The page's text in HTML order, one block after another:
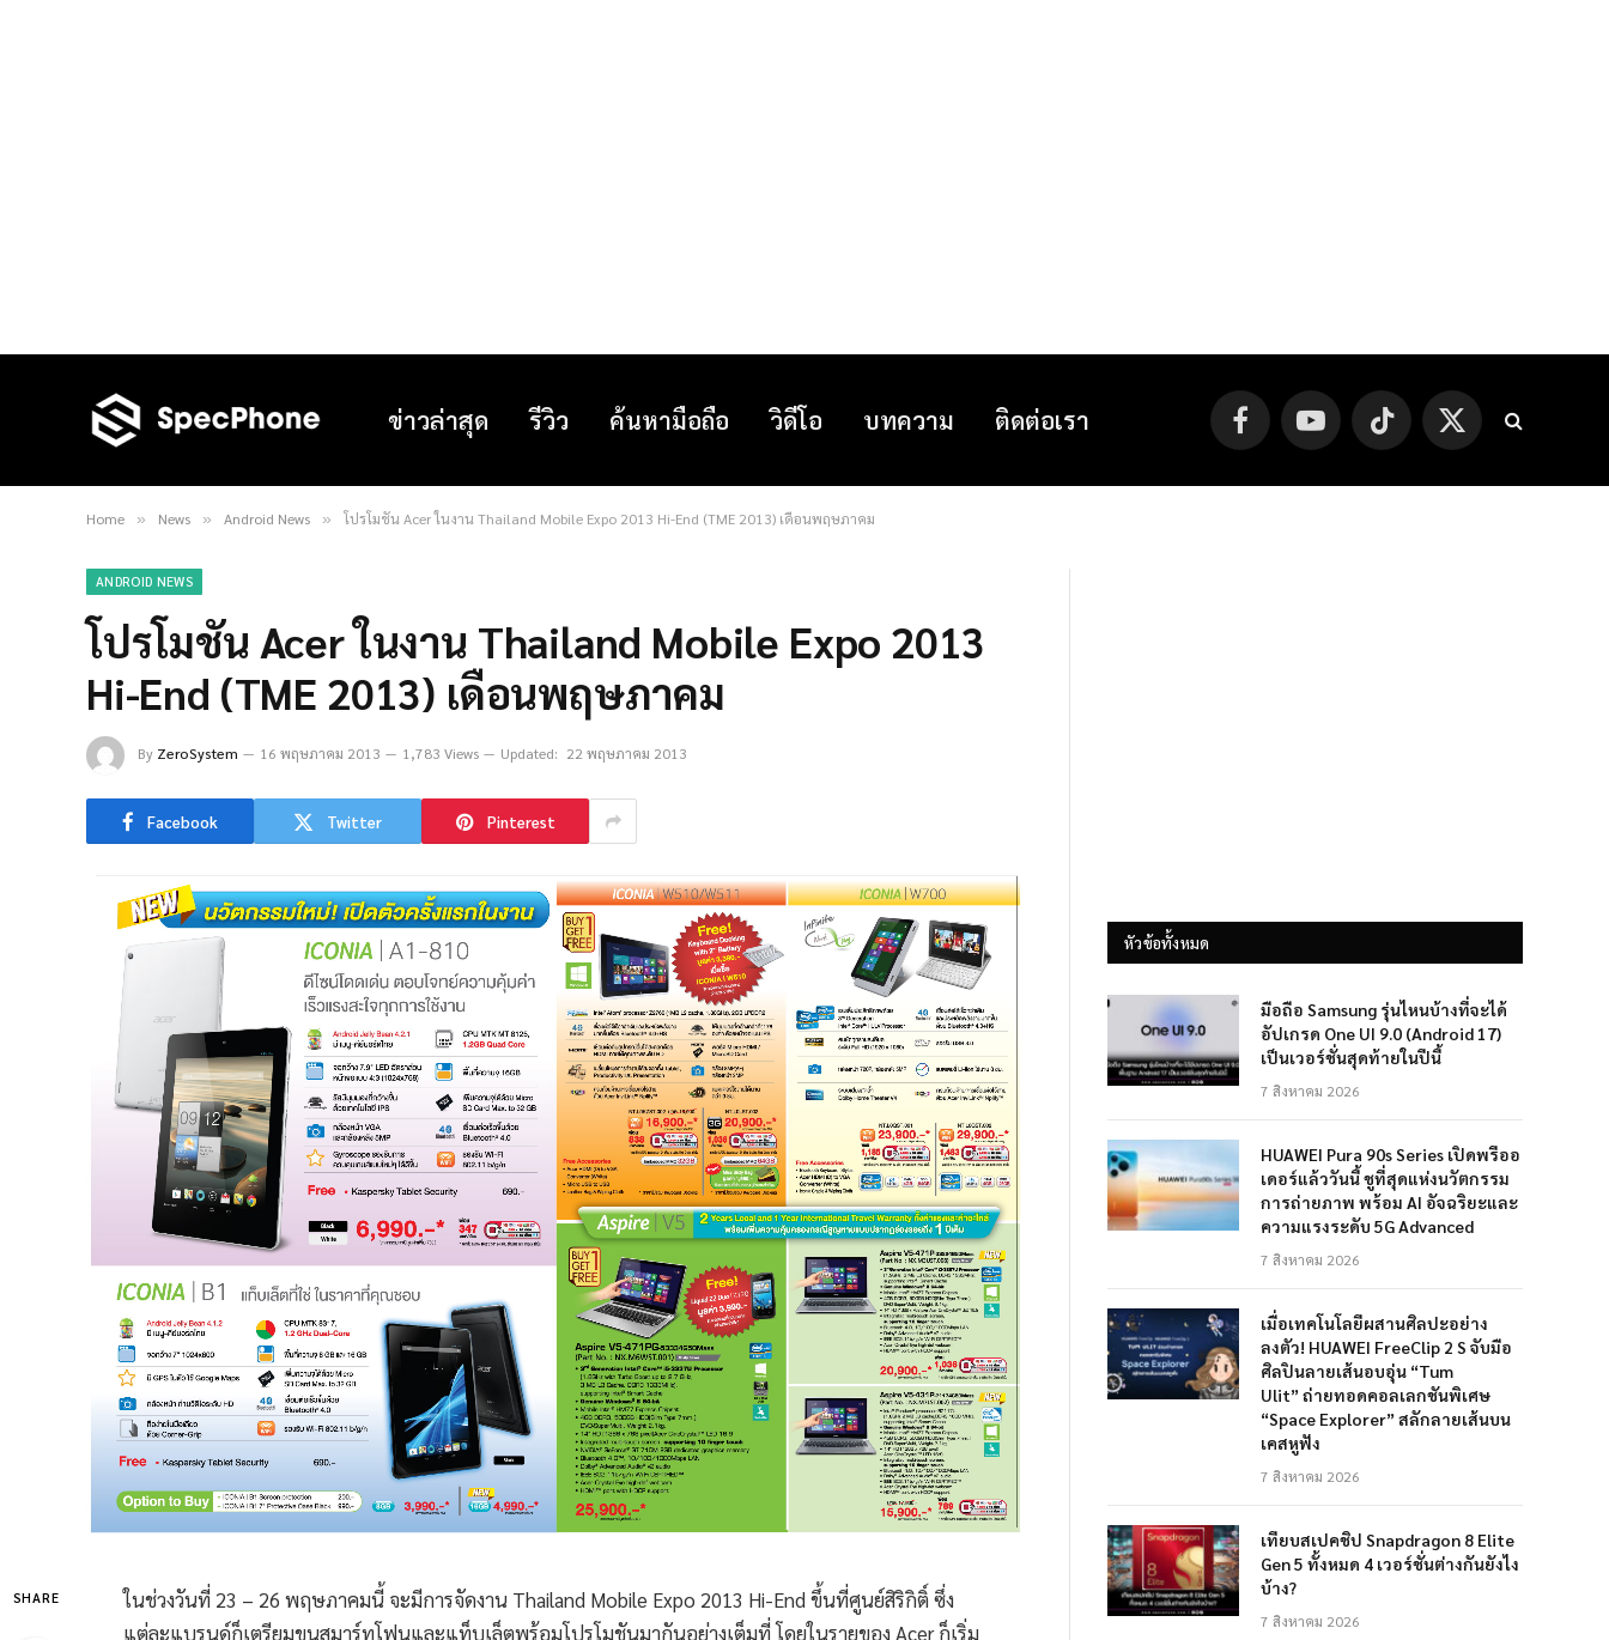
ข่าวล่าสุด รีวิว ค้นหามือถือ วิดีโอ บทความ ติดต่อเรา FacebookYouTube TikTok
X
(Twitter)
Home » News » Android News » โปรโมชัน Acer ในงาน Thailand Mobile Expo 2013 Hi-End (TME 2013) เดือนพฤษภาคม
ANDROID NEWS
โปรโมชัน Acer ในงาน Thailand Mobile Expo 2013
Hi-End (TME 2013) เดือนพฤษภาคม
By ZeroSystem 16 พฤษภาคม 2013 1,783 Views Updated: 22 พฤษภาคม 2013
Facebook Twitter Pinterest
SHARE
ในช่วงวันที่ 23 – 26 พฤษภาคมนี้ จะมีการจัดงาน Thailand Mobile Expo 2013 Hi-End ขึ้นที่ศูนย์สิริกิติ์ ซึ่ง
แต่ละแบรนด์ก็เตรียมขนสมาร์ทโฟนและแท็บเล็ตพร้อมโปรโมชันมากันอย่างเต็มที่ โดยในรายของ Acer ก็เริ่ม
หัวข้อทั้งหมด
มือถือ Samsung รุ่นไหนบ้างที่จะได้
อัปเกรด One UI 9.0 (Android 17)
เป็นเวอร์ชั่นสุดท้ายในปีนี้
7 สิงหาคม 2026
HUAWEI Pura 90s Series เปิดพรีออ
เดอร์แล้ววันนี้ ชูที่สุดแห่งนวัตกรรม
การถ่ายภาพ พร้อม AI อัจฉริยะและ
ความแรงระดับ 5G Advanced
7 สิงหาคม 2026
เมื่อเทคโนโลยีผสานศิลปะอย่าง
ลงตัว! HUAWEI FreeClip 2 S จับมือ
ศิลปินลายเส้นอบอุ่น “Tum
Ulit” ถ่ายทอดคอลเลกชันพิเศษ
“Space Explorer” สลักลายเส้นบน
เคสหูฟัง
7 สิงหาคม 2026
เทียบสเปคชิป Snapdragon 8 Elite
Gen 5 ทั้งหมด 4 เวอร์ชั่นต่างกันยังไง
บ้าง?
7 สิงหาคม 2026